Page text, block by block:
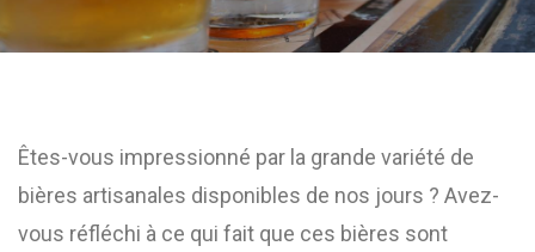
Êtes-vous impressionné par la grande variété de
bières artisanales disponibles de nos jours ? Avez-
vous réfléchi à ce qui fait que ces bières sont